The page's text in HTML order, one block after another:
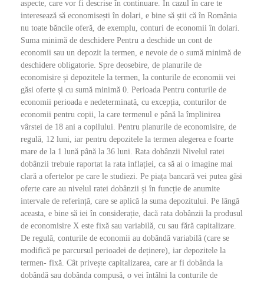
aspecte, care vor fi descrise în continuare. În cazul în care te
interesează să economisești în dolari, e bine să știi că în România
nu toate băncile oferă, de exemplu, conturi de economii în dolari.
Suma minimă de deschidere Pentru a deschide un cont de
economii sau un depozit la termen, e nevoie de o sumă minimă de
deschidere obligatorie. Spre deosebire, de planurile de
economisire și depozitele la termen, la conturile de economii vei
găsi oferte și cu sumă minimă 0. Perioada Pentru conturile de
economii perioada e nedeterminată, cu excepția, conturilor de
economii pentru copii, la care termenul e până la împlinirea
vârstei de 18 ani a copilului. Pentru planurile de economisire, de
regulă, 12 luni, iar pentru depozitele la termen alegerea e foarte
mare de la 1 lună până la 36 luni. Rata dobânzii Nivelul ratei
dobânzii trebuie raportat la rata inflației, ca să ai o imagine mai
clară a ofertelor pe care le studiezi. Pe piața bancară vei putea găsi
oferte care au nivelul ratei dobânzii și în funcție de anumite
intervale de referință, care se aplică la suma depozitului. Pe lângă
aceasta, e bine să iei în considerație, dacă rata dobânzii la produsul
de economisire X este fixă sau variabilă, cu sau fără capitalizare.
De regulă, conturile de economii au dobândă variabilă (care se
modifică pe parcursul perioadei de deținere), iar depozitele la
termen- fixă. Cât privește capitalizarea, care ar fi dobânda la
dobândă sau dobânda compusă, o vei întâlni la conturile de